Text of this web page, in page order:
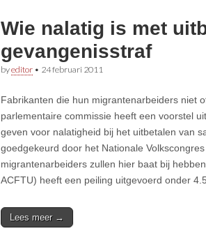
Wie nalatig is met
gevangenisstraf
byeditor • 24 februari 2011
Fabrikanten die hun migrantenarbeiders niet
parlementaire commissie heeft een voorstel
geven voor nalatigheid bij het uitbetalen van
goedgekeurd door het Nationale
migrantenarbeiders zullen hier baat bij
ACFTU) heeft een peiling uitgevoerd onder
Lees meer →